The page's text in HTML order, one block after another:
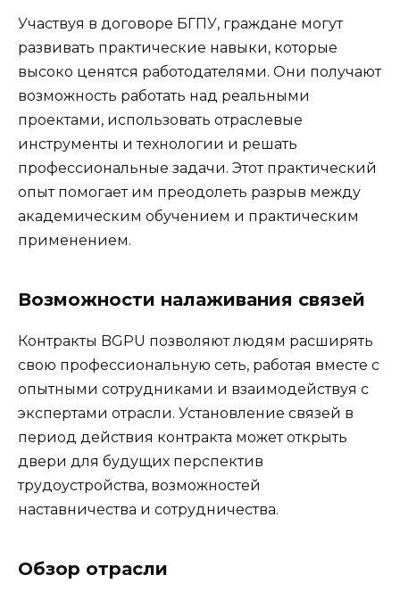
Участвуя в договоре БГПУ, граждане могут
развивать практические навыки, которые
высоко ценятся работодателями. Они получают
возможность работать над реальными
проектами, использовать отраслевые
инструменты и технологии и решать
профессиональные задачи. Этот практический
опыт помогает им преодолеть разрыв между
академическим обучением и практическим
применением.
Возможности налаживания связей
Контракты BGPU позволяют людям расширять
свою профессиональную сеть, работая вместе с
опытными сотрудниками и взаимодействуя с
экспертами отрасли. Установление связей в
период действия контракта может открыть
двери для будущих перспектив
трудоустройства, возможностей
наставничества и сотрудничества.
Обзор отрасли